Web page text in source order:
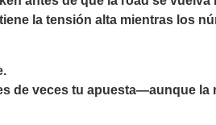
la tensión alta mientras los
de veces tu apuesta—aunque la